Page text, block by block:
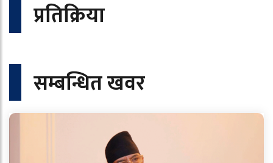
प्रतिक्रिया
सम्बन्धित खवर